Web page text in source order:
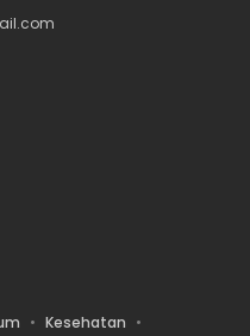
Kesehatan